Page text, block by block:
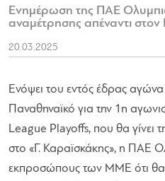
Ενημέρωση της ΠΑΕ
αναμέτρησης απέναντι στον
20.03.2025
Ενόψει του εντός έδρας
Παναθηναϊκό για την 1η
League Playoffs, που θα γίνει
στο «Γ. Καραϊσκάκης», η ΠΑΕ
εκπροσώπους των ΜΜΕ ότι θα